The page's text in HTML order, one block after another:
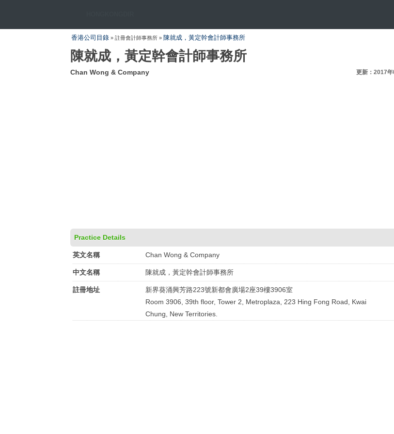
香港公司目錄 » 註冊會計師事務所 » 陳就成，黃定幹會計師事務所
陳就成，黃定幹會計師事務所
Chan Wong & Company 更新：2017年
Practice Details
英文名稱 Chan Wong & Company
中文名稱 陳就成，黃定幹會計師事務所
註冊地址
新界葵涌興芳路223號新都會廣場2座39樓3906室
Room 3906, 39th floor, Tower 2, Metroplaza, 223 Hing Fong Road, Kwai
Chung, New Territories.